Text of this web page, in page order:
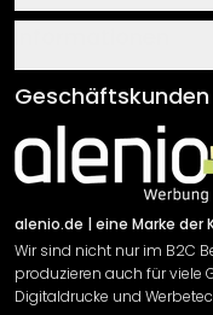
Über uns
Klebe- und
Newsletter An-/
AGB
Impressum
Versand & Zahlung
Rücksendung
Widerrufsrecht
Geschäftskunden
alenio.de | eine Marke der
Wir sind nicht nur im B2C
produzieren auch für viele
Digitaldrucke und